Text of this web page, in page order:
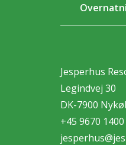
Jesperhus
Legindvej 30
DK-7900
+45 9670 1400